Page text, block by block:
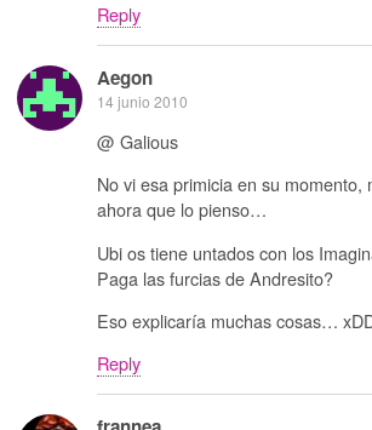
Reply
Aegon
14 junio 2010
@ Galious
No vi esa primicia en su momento,
ahora que lo pienso…
Ubi os tiene untados con los
Paga las furcias de Andresito?
Eso explicaría muchas cosas…
Reply